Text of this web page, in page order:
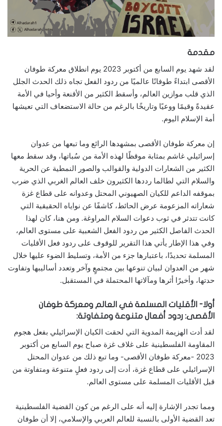
مقدمة
لقد شهد يوم السابع من أكتوبر 2023 يوم انطلاق معركة طوفان
الأقصى ابتداءً طوفانًا عالميًا من ردود الفعل تجاه ذلك الحدث الجلل
الذي قلب موازين العالم، وأسقط الكثير من الأقنعة وأحيا في الأمة
عقيدةً وقيمًا ووعيًا وتاريخًا بالرغم من حالة الاستضعاف التي تعيشها
أمة الإسلام اليوم.
إن معركة طوفان الأقصى بمشهدها الرائع وما تبعها من عدوان
إسرائيلي غاشم بمثابة موقظًا لهذه الأمة من سُباتها، وقد سقط معها
الكثير من الشعارات الدولية والقوالب والصور النمطية عن الحرية
والسلام التي لطالما رددها الكثيرون خلف العالم الغربي الذي ضرب
بموقفه الداعم للكيان الصهيوني المحتل وعدوانه على قطاع غزة
شعاراته المزعومة عرض الحائط، كاشفًا عن نواياه الحقيقية التي
كانت تتدثر في ثوب دعوات السلام المراوغة. ومن هنا، كان لهذا
الحدث الفاصل الكثير من ردود الفعل الشعبية على مستوى العالم،
وفي هذا الإطار يأتي هذا التقرير للوقوف على ردود فعل الأقليات
المسلمة تحديدًا، باعتبارها جزء من الأمة، وتسليط الضوء عليها خلال
شهر من العدوان لبيان تنوعها بين مجتمعٍ وآخر وتعدد أساليبها وتفاوت
حدتها، وأخيرًا أثرها ومآلاتها المحتملة في المستقبل.
أولا- الأقليات المسلمة في العالم ومعركة طوفان
الأقصى: ردود أفعال متنوعة ومتفاوتة:
لقد أدت الهزيمة المدوية التي لحقت الكيان الإسرائيلي بفعل هجوم
المقاومة الفلسطينية على غلاف غزة صباح يوم السابع من أكتوبر
2023 -معركة طوفان الأقصى- وما تبع ذلك من عدوان المحتل
الإسرائيلي على قطاع غزة، أدت إلى ردود فعلٍ متنوعة ومتفاوتة من
قبل الأقليات المسلمة على مستوى العالم.
ومما تجدر الإشارة إليه أنه على الرغم من كون القضية الفلسطينية
تعد القضية الأولى بالنسبة للعالم العربي والإسلامي، إلا أن طوفان